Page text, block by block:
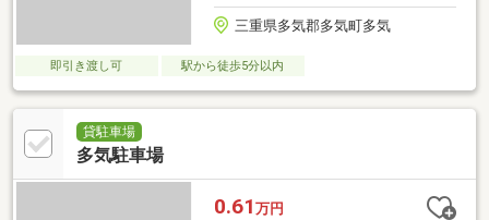
三重県多気郡多気町多気
即引き渡し可 駅から徒歩5分以内
貸駐車場
多気駐車場
0.61 万円